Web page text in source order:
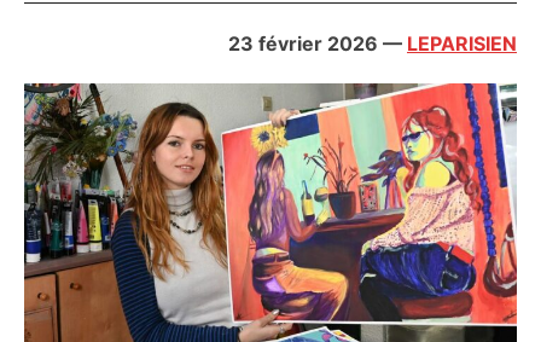
23 février 2026 — LEPARISIEN